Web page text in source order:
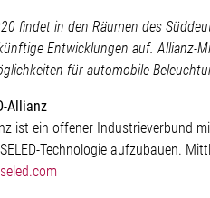
findet in den Räumen des
Entwicklungen auf. Allianz-
für automobile
Allianz
ist ein offener Industrieverbund
Technologie aufzubauen.